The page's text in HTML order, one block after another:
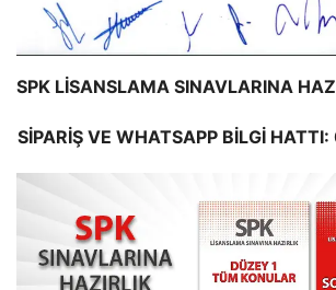
SPK LİSANSLAMA SINAVLARINA
SİPARİŞ VE WHATSAPP BİLGİ